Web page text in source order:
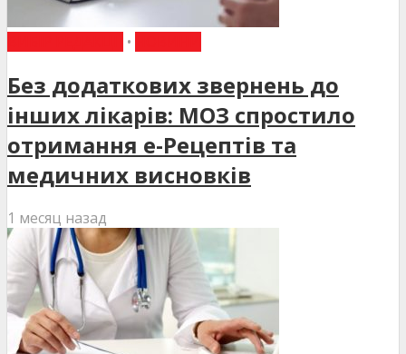
•
Без додаткових звернень до
інших лікарів: МОЗ спростило
отримання е-Рецептів та
медичних висновків
1 месяц назад